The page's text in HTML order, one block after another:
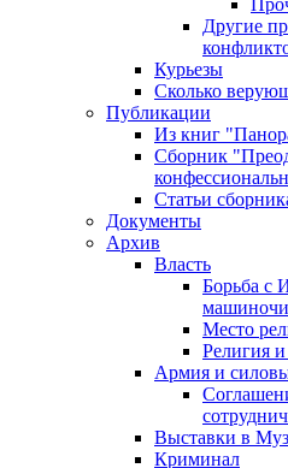
Другие
Курьезы
Сколько
Публикации
Из книг
Сборник
Статьи
Документы
Архив
Власть
Борьба с
Место
Религия и
Армия и
Выставки в
Криминал